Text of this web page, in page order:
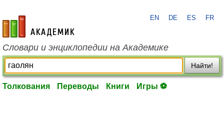
academic.ru
EN DE ES FR
Словари и энциклопедии на Академике
Найти!
Толкования Переводы Книги Игры ⚽